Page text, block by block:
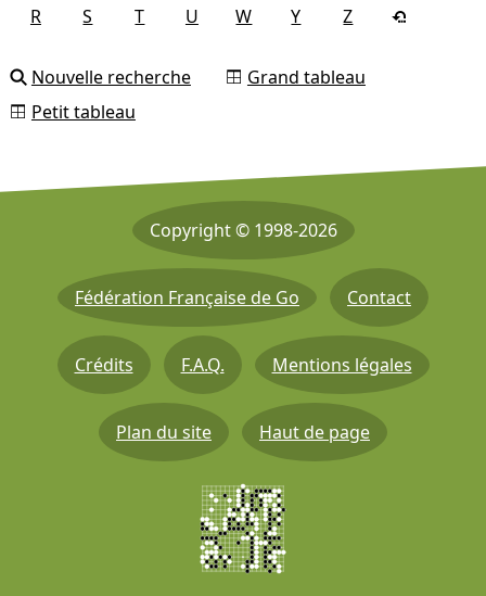
R S T U W Y Z
Nouvelle recherche
Grand tableau
Petit tableau
Copyright © 1998-2026
Fédération Française de Go Contact
Crédits F.A.Q. Mentions légales
Plan du site Haut de page